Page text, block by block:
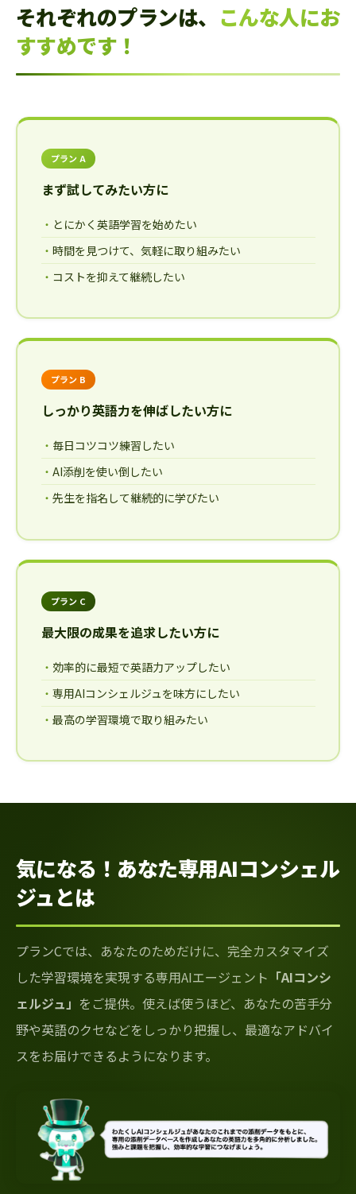
それぞれのプランは、 こんな人にお
すすめです！
プラン A
まず試してみたい方に
とにかく英語学習を始めたい
時間を見つけて、気軽に取り組みたい
コストを抑えて継続したい
プラン B
しっかり英語力を伸ばしたい方に
毎日コツコツ練習したい
AI添削を使い倒したい
先生を指名して継続的に学びたい
プラン C
最大限の成果を追求したい方に
効率的に最短で英語力アップしたい
専用AIコンシェルジュを味方にしたい
最高の学習環境で取り組みたい
気になる！あなた専用AIコンシェル
ジュとは
プランCでは、あなたのためだけに、完全カスタマイズ
した学習環境を実現する専用AIエージェント 「AIコンシ
ェルジュ」 をご提供。使えば使うほど、あなたの苦手分
野や英語のクセなどをしっかり把握し、最適なアドバイ
スをお届けできるようになります。